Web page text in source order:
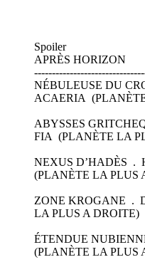
Spoiler
APRÈS HORIZON
NÉBULEUSE DU
ACAERIA
ABYSSES
FIA (PLANÈTE LA
NEXUS D’HADÈS
(PLANÈTE LA PLUS
ZONE KROGANE .
LA PLUS A DROITE)
ÉTENDUE
(PLANÈTE LA PLUS